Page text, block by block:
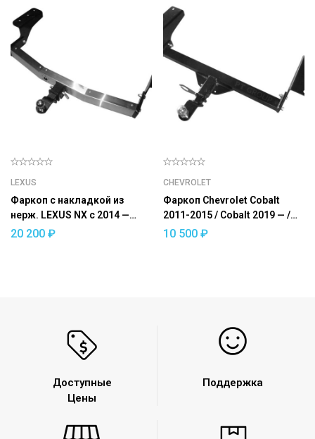
LEXUS
Фаркоп с накладкой из
нерж. LEXUS NX с 2014 —
съемный квадрат
20 200 ₽
CHEVROLET
Фаркоп Chevrolet Cobalt
2011-2015 / Cobalt 2019 — /
Ravon R4 2016-2020 —
10 500 ₽
Доступные
Цены
Поддержка